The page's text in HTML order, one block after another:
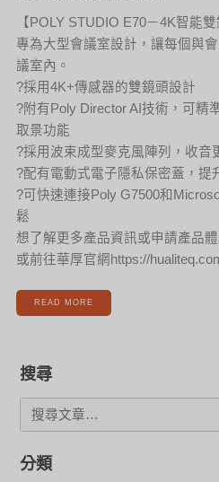
【POLY STUDIO E70－4K智能
專為大型會議室設計，讓每個與
議室內。
?採用4K+傳感器的雙鏡頭設計
?附有Poly Director AI技術，可精
取景功能
?採用波束成型麥克風陣列，收音
?配有電動式電子隱私保密蓋，提
?可快速連接Poly G7500和
鬆
想了解更多產品資訊或申請產品
或前往華厚官網https://
READ MORE
搜尋
分類